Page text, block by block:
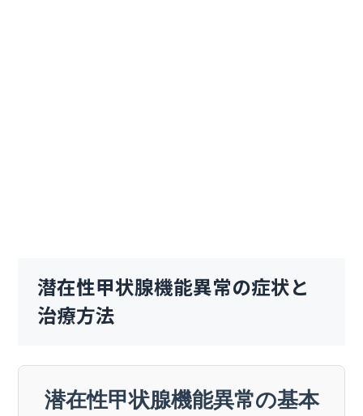
潜在性甲状腺機能異常の症状と
治療方法
潜在性甲状腺機能異常の基本